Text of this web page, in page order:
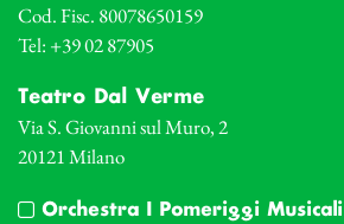
Cod. Fisc. 80078650159
Tel: +39 02 87905
Teatro Dal Verme
Via S. Giovanni sul Muro, 2
20121 Milano
Orchestra I Pomeriggi Musicali